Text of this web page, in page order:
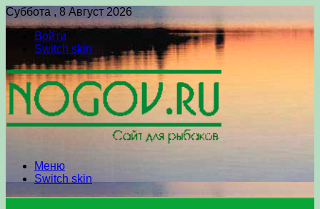
Суббота , 8 Август 2026
Войти
Switch skin
Меню
Switch skin